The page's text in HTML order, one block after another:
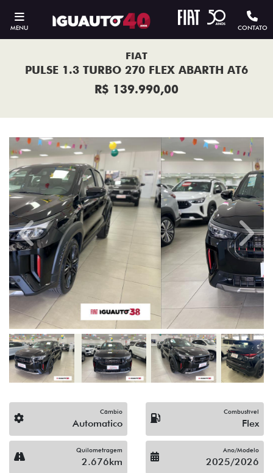
MENU CONTATO
FIAT
PULSE 1.3 TURBO 270 FLEX ABARTH AT6
R$ 139.990,00
Previous Next
Câmbio
Automatico
Combustível
Flex
Quilometragem
2.676km
Ano/Modelo
2025/2026